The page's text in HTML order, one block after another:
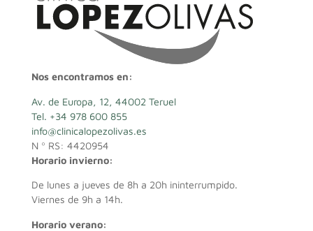
Nos encontramos en:
Av. de Europa, 12, 44002 Teruel
Tel. +34 978 600 855
info@clinicalopezolivas.es
N º RS: 4420954
Horario invierno:
De lunes a jueves de 8h a 20h ininterrumpido.
Viernes de 9h a 14h.
Horario verano: